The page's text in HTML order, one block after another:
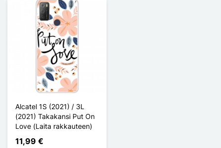
Alcatel 1S (2021) / 3L
(2021) Takakansi Put On
Love (Laita rakkauteen)
11,99 €